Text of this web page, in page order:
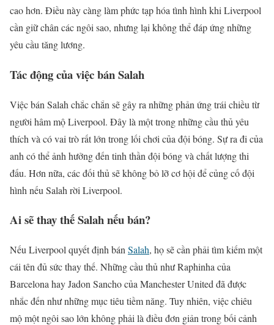
cao hơn. Điều này càng làm phức tạp hóa tình hình khi Liverpool
cần giữ chân các ngôi sao, nhưng lại không thể đáp ứng những
yêu cầu tăng lương.
Tác động của việc bán Salah
Việc bán Salah chắc chắn sẽ gây ra những phản ứng trái chiều từ
người hâm mộ Liverpool. Đây là một trong những cầu thủ yêu
thích và có vai trò rất lớn trong lối chơi của đội bóng. Sự ra đi của
anh có thể ảnh hưởng đến tinh thần đội bóng và chất lượng thi
đấu. Hơn nữa, các đối thủ sẽ không bỏ lỡ cơ hội để củng cố đội
hình nếu Salah rời Liverpool.
Ai sẽ thay thế Salah nếu bán?
Nếu Liverpool quyết định bán Salah, họ sẽ cần phải tìm kiếm một
cái tên đủ sức thay thế. Những cầu thủ như Raphinha của
Barcelona hay Jadon Sancho của Manchester United đã được
nhắc đến như những mục tiêu tiềm năng. Tuy nhiên, việc chiêu
mộ một ngôi sao lớn không phải là điều đơn giản trong bối cảnh